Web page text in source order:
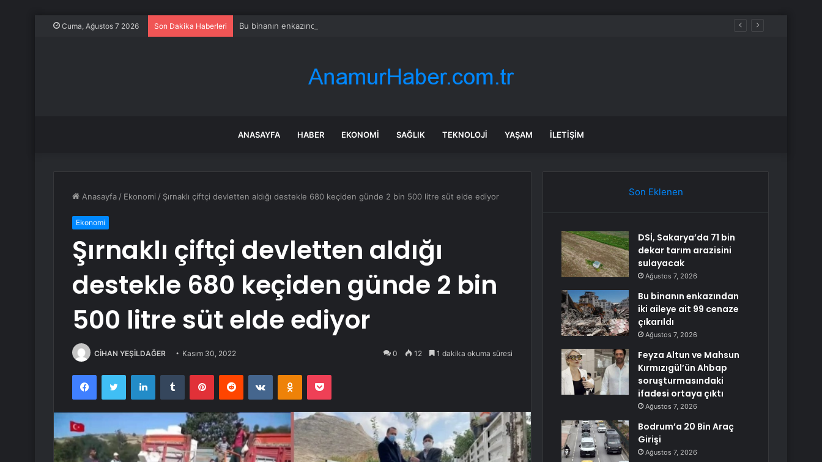
Cuma, Ağustos 7 2026 Son Dakika Haberleri Bu binanın enkazından iki aileye ait 99 cenaze çıkarıldı
ANASAYFA HABER EKONOMI SAĞLIK TEKNOLOJI YAŞAM İLETIŞIM
Anasayfa / Ekonomi / Şırnaklı çiftçi devletten aldığı destekle 680 keçiden günde 2 bin 500 litre süt elde ediyor
Ekonomi
Şırnaklı çiftçi devletten aldığı
destekle 680 keçiden günde 2 bin
500 litre süt elde ediyor
CİHAN YEŞİLDAĞER Kasım 30, 2022 0 12 1 dakika okuma süresi
FacebookTwitter LinkedInTumblr PinterestReddit VKontakteOdnoklassniki
Pocket
Son Eklenen
DSİ, Sakarya’da 71 bin
dekar tarım arazisini
sulayacak
Ağustos 7, 2026
Bu binanın enkazından
iki aileye ait 99 cenaze
çıkarıldı
Ağustos 7, 2026
Feyza Altun ve Mahsun
Kırmızıgül’ün Ahbap
soruşturmasındaki
ifadesi ortaya çıktı
Ağustos 7, 2026
Bodrum’a 20 Bin Araç
Girişi
Ağustos 7, 2026